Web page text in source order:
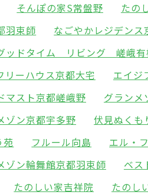
そんぽの家S常盤野 たの
羽束師 なごやかレジデンス
ッドタイム リビング 嵯峨
リーハウス京都大宅 エイジ
マスト京都嵯峨野 グランメ
ゾン京都宇多野 伏見ぬくも
苑 フルール向島 エル・
ゾン輪舞館京都羽束師 ベス
たのしい家吉祥院 たのし